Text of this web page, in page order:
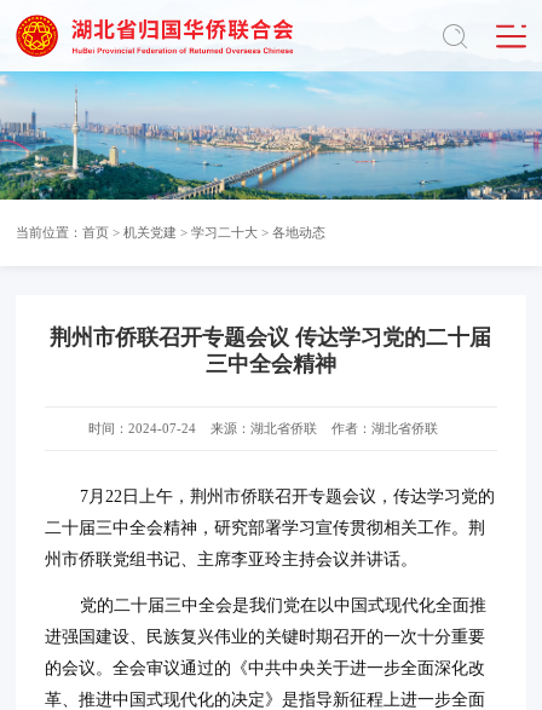
当前位置：首页 >机关党建 >学习二十大 >各地动态
荆州市侨联召开专题会议 传达学习党的二十届
三中全会精神
时间：2024-07-24 来源：湖北省侨联 作者：湖北省侨联
7月22日上午，荆州市侨联召开专题会议，传达学习党的
二十届三中全会精神，研究部署学习宣传贯彻相关工作。荆
州市侨联党组书记、主席李亚玲主持会议并讲话。
党的二十届三中全会是我们党在以中国式现代化全面推
进强国建设、民族复兴伟业的关键时期召开的一次十分重要
的会议。全会审议通过的《中共中央关于进一步全面深化改
革、推进中国式现代化的决定》是指导新征程上进一步全面